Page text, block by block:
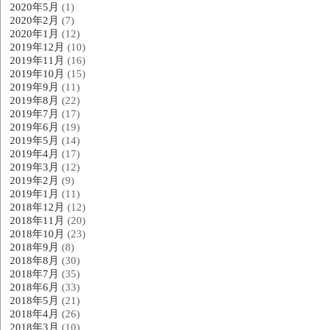
2020年5月 (1)
2020年2月 (7)
2020年1月 (12)
2019年12月 (10)
2019年11月 (16)
2019年10月 (15)
2019年9月 (11)
2019年8月 (22)
2019年7月 (17)
2019年6月 (19)
2019年5月 (14)
2019年4月 (17)
2019年3月 (12)
2019年2月 (9)
2019年1月 (11)
2018年12月 (12)
2018年11月 (20)
2018年10月 (23)
2018年9月 (8)
2018年8月 (30)
2018年7月 (35)
2018年6月 (33)
2018年5月 (21)
2018年4月 (26)
2018年3月 (10)